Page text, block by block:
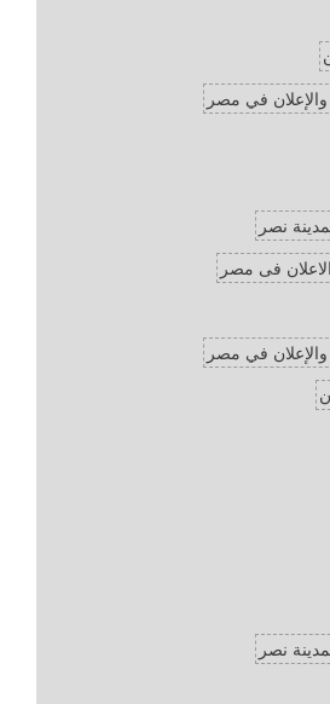
في مصر
نصر
فى مصر
في مصر
نصر